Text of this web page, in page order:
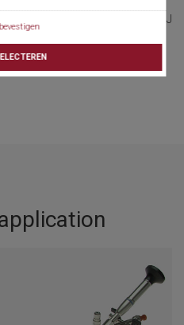
previous insertion of a double J